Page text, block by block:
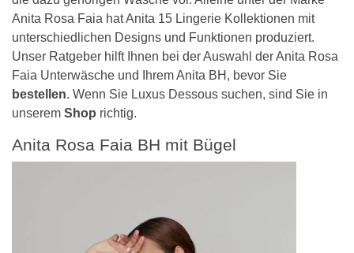
Anita Rosa Faia hat Anita 15 Lingerie Kollektionen mit
unterschiedlichen Designs und Funktionen produziert.
Unser Ratgeber hilft Ihnen bei der Auswahl der Anita Rosa
Faia Unterwäsche und Ihrem Anita BH, bevor Sie
bestellen. Wenn Sie Luxus Dessous suchen, sind Sie in
unserem Shop richtig.
Anita Rosa Faia BH mit Bügel